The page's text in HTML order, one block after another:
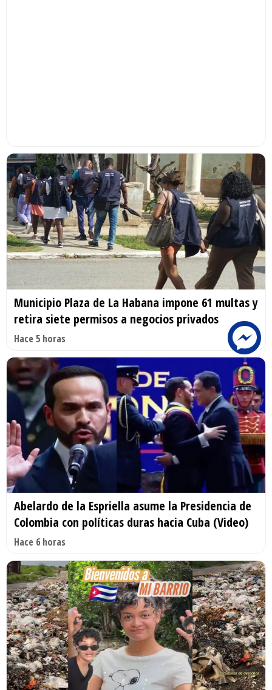
Municipio Plaza de La Habana impone 61 multas y
retira siete permisos a negocios privados
Hace 5 horas
Abelardo de la Espriella asume la Presidencia de
Colombia con políticas duras hacia Cuba (Video)
Hace 6 horas